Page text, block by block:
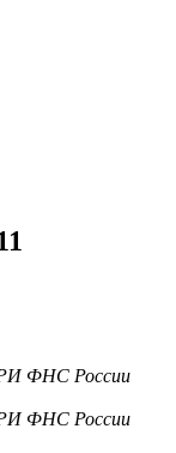
ФНС России
ФНС России